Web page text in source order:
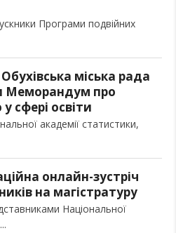
Програми подвійних
міська рада
Меморандум про
сфері освіти
академії статистики,
онлайн-зустріч
на магістратуру
Національної